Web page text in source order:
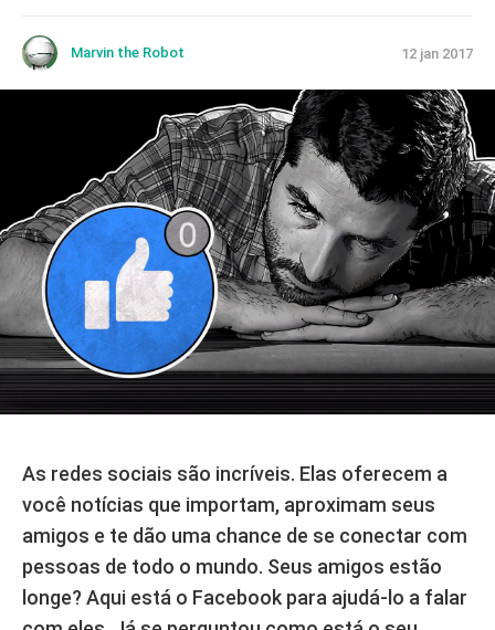
Marvin the Robot 12 jan 2017
As redes sociais são incríveis. Elas oferecem a
você notícias que importam, aproximam seus
amigos e te dão uma chance de se conectar com
pessoas de todo o mundo. Seus amigos estão
longe? Aqui está o Facebook para ajudá-lo a falar